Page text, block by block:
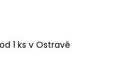
1 ks v Ostravě